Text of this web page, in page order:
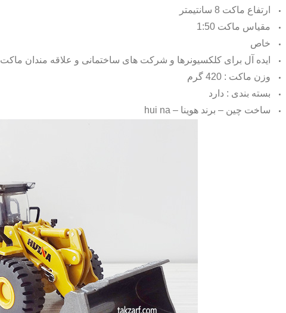
ارتفاع ماکت 8 سانتیمتر
مقیاس ماکت 1:50
خاص
ایده آل برای کلکسیونرها و شرکت های ساختمانی و علاقه مندان ماکت
وزن ماکت : 420 گرم
بسته بندی : دارد
ساخت چین – برند هوینا – hui na